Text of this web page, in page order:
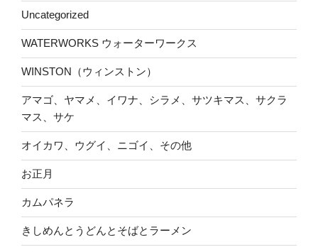
Uncategorized
WATERWORKS ウォーターワークス
WINSTON（ウィンストン）
アマゴ、ヤマメ、イワナ、シラメ、サツキマス、サクラ
マス、サケ
オイカワ、ウグイ、ニゴイ、その他
お正月
カムパネラ
きしめんとうどんとそばとラーメン